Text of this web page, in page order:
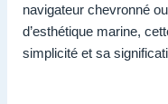
navigateur chevronné
d’esthétique marine,
simplicité et sa